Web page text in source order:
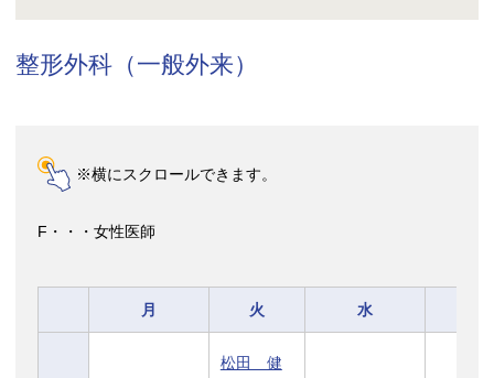
整形外科（一般外来）
※横にスクロールできます。
F・・・女性医師
月 火 水
松田 健